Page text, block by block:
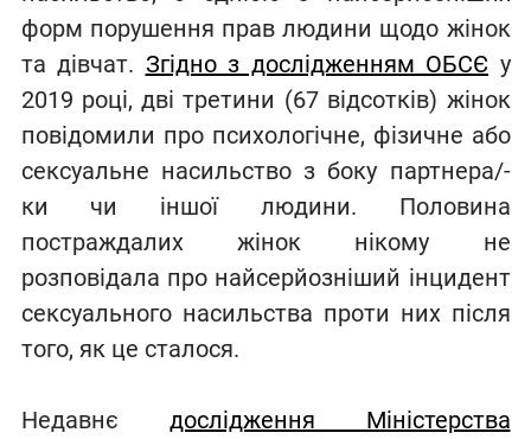
форм порушення прав людини щодо жінок
та дівчат. Згідно з дослідженням ОБСЄ у
2019 році, дві третини (67 відсотків) жінок
повідомили про психологічне, фізичне або
сексуальне насильство з боку партнера/-
ки чи іншої людини. Половина
постраждалих жінок нікому не
розповідала про найсерйозніший інцидент
сексуального насильства проти них після
того, як це сталося.
Недавнє дослідження Міністерства